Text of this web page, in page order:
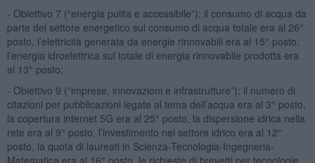
- Obiettivo 7 (“energia pulita e accessibile”): il consumo di acqua da
parte del settore energetico sul consumo di acqua totale era al 26°
posto, l’elettricità generata da energie rinnovabili era al 15° posto,
l’energia idroelettrica sul totale di energia rinnovabile prodotta era
al 13° posto;
- Obiettivo 9 (“imprese, innovazioni e infrastrutture”): il numero di
citazioni per pubblicazioni legate al tema dell’acqua era al 3° posto,
la copertura internet 5G era al 25° posto, la dispersione idrica nella
rete era al 9° posto, l’investimento nel settore idrico era al 12°
posto, la quota di laureati in Scienza-Tecnologia-Ingegneria-
Matematica era al 16° posto, le richieste di brevetti per tecnologie